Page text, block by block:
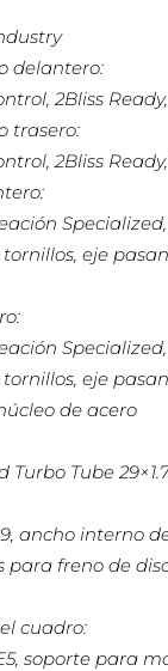
delantero:
2Bliss Ready,
trasero:
2Bliss Ready,
eje
eje
de acero
Turbo Tube
ancho interno
para freno de
cuadro:
soporte para